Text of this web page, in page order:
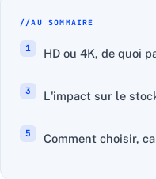
AU SOMMAIRE
HD ou 4K, de quoi
L'impact sur le
Comment choisir,